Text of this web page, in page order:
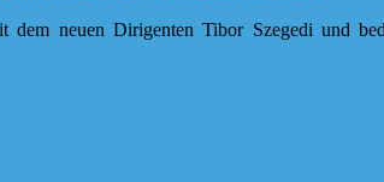
neuen Dirigenten Tibor Szegedi und